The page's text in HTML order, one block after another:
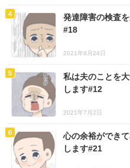
発達障害の検査
#18
2021年9月24日
私は夫のことを
します#12
2021年7月2日
心の余裕ができ
します#21